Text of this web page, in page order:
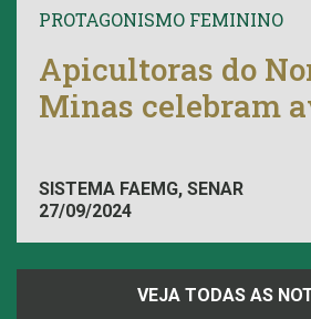
PROTAGONISMO FEMININO
Apicultoras do
Minas celebram
SISTEMA FAEMG, SENAR
27/09/2024
VEJA TODAS AS